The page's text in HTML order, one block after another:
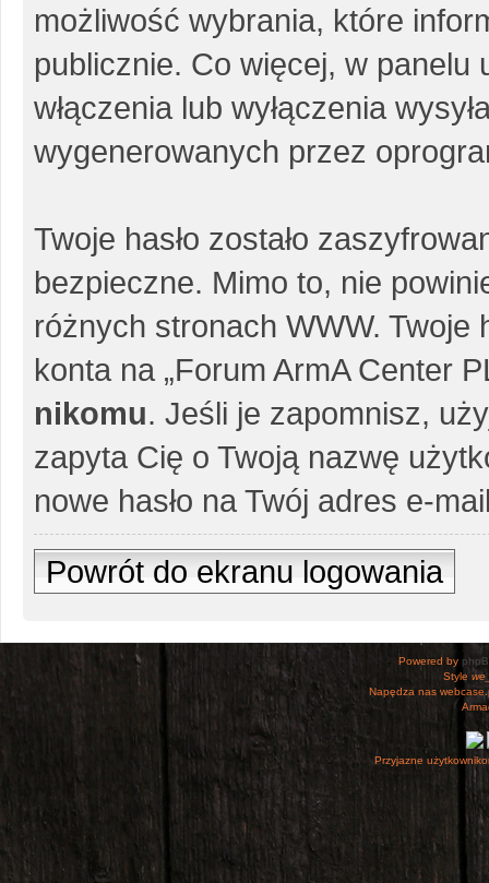
możliwość wybrania, które
publicznie. Co więcej, w
włączenia lub wyłączenia
wygenerowanych przez
Twoje hasło zostało
bezpieczne. Mimo to, nie
różnych stronach WWW. Twoje
konta na „Forum ArmA Center
nikomu. Jeśli je zapomnisz,
zapyta Cię o Twoją nazwę
nowe hasło na Twój adres e-
Powrót do ekranu logowania
Powered by
Style
Napędza nas
Przyjazne